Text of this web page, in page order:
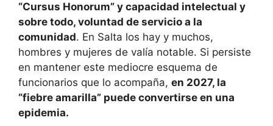
“Cursus Honorum” y capacidad intelectual y
sobre todo, voluntad de servicio a la
comunidad. En Salta los hay y muchos,
hombres y mujeres de valía notable. Si persiste
en mantener este mediocre esquema de
funcionarios que lo acompaña, en 2027, la
“fiebre amarilla” puede convertirse en una
epidemia.